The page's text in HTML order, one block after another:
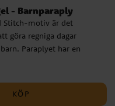
karaktärsdetaljer ✔️
solens strålar ✔️ Bredd:
- Barnparaply
Stitch-motiv är det
göra regniga dagar
Paraplyet har en
71 cm och är tillverkat av
och glasfiber. Det har 8
manuellt. Med en
Stitch som motiv
KÖP